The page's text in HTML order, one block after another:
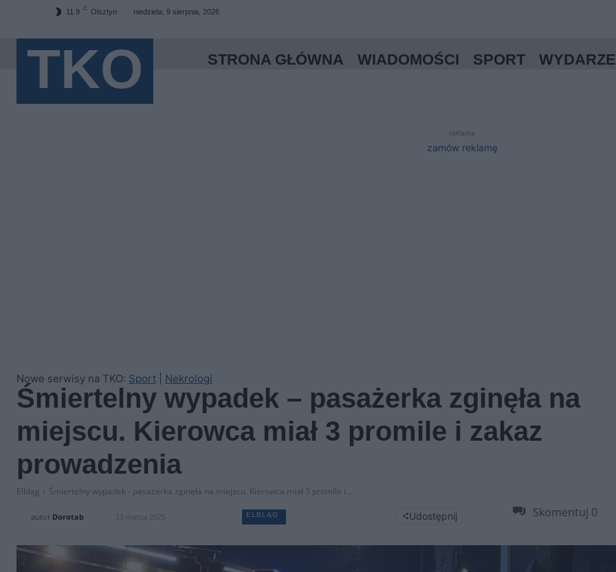
11.9 C Olsztyn niedziela, 9 sierpnia, 2026
TKO STRONA GŁÓWNA WIADOMOŚCI SPORT
reklama
zamów reklamę
Nowe serwisy na TKO: Sport Nekrologi
Śmiertelny wypadek – pasażerka zginęła na
miejscu. Kierowca miał 3 promile i zakaz
prowadzenia
Elbląg Śmiertelny wypadek - pasażerka zginęła na miejscu. Kierowca miał 3 promile i...
autor Dorotab 13 marca 2025 ELBLĄG Udostępnij Skomentuj 0